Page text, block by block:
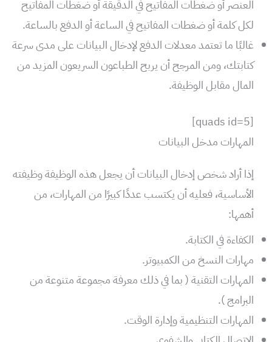
العنصر أو ضغطات المفاتيح في الدقيقة أو ضغطات المفاتيح
لكل كلمة أو ضغطات المفاتيح في الساعة أو الدفع بالساعة.
غالبًا ما تعتمد معدلات الدفع لإدخال البيانات على مدى سرعة
كتابتك، ومن المرجح أن يربح الطباعون السريعون المزيد من
المال مقابل الوظيفة.
[quads id=5]
المهارات مدخل البيانات
إذا أراد شخص إدخال البيانات أن يجعل هذه الوظيفة وظيفته
الأساسية، فعليه أن يكتسب عددًا كبيرًا من المهارات، من
أهمها:
الكفاءة في الكتابة.
مهارات النسخ من الكمبيوتر.
المهارات التقنية ( بما في ذلك معرفة مجموعة متنوعة من
البرامج ).
المهارات التنظيمية وإدارة الوقت.